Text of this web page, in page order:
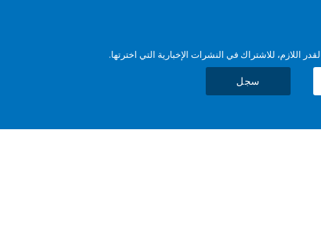
اللازم، للاشتراك في النشرات الإخبارية التي اخترتها.
سجل